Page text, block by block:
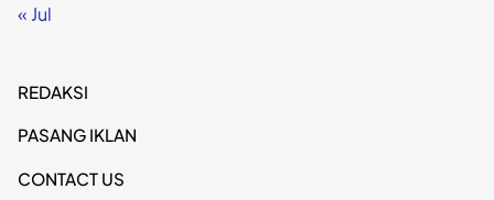
« Jul
REDAKSI
PASANG IKLAN
CONTACT US